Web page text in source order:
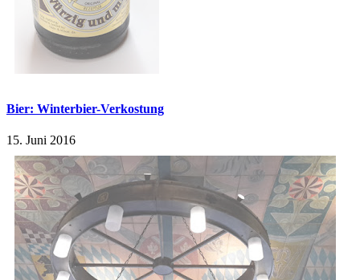
Bier: Winterbier-Verkostung
15. Juni 2016